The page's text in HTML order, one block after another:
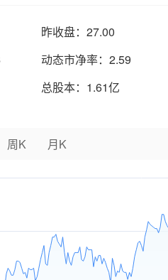
昨收盘： 27.00
动态市净率： 2.59
总股本： 1.61亿
周K 月K